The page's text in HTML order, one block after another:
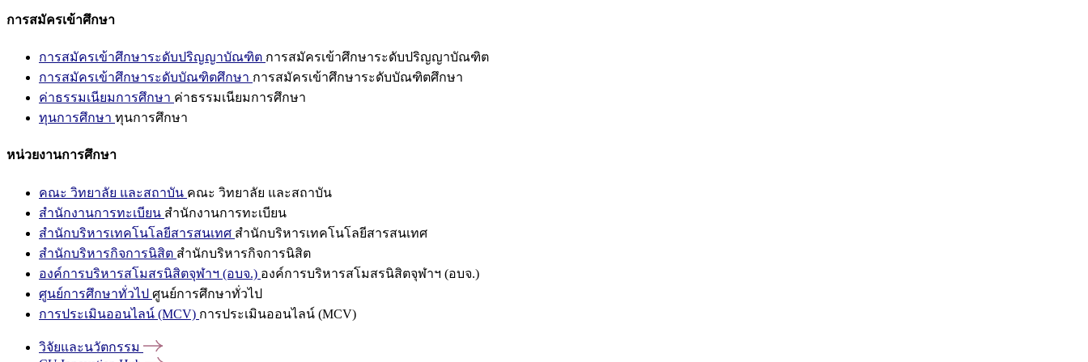
การสมัครเข้าศึกษา
การสมัครเข้าศึกษาระดับปริญญาบัณฑิต การสมัครเข้าศึกษาระดับปริญญาบัณฑิต
การสมัครเข้าศึกษาระดับบัณฑิตศึกษา การสมัครเข้าศึกษาระดับบัณฑิตศึกษา
ค่าธรรมเนียมการศึกษา ค่าธรรมเนียมการศึกษา
ทุนการศึกษา ทุนการศึกษา
หน่วยงานการศึกษา
คณะ วิทยาลัย และสถาบัน คณะ วิทยาลัย และสถาบัน
สำนักงานการทะเบียน สำนักงานการทะเบียน
สำนักบริหารเทคโนโลยีสารสนเทศ สำนักบริหารเทคโนโลยีสารสนเทศ
สำนักบริหารกิจการนิสิต สำนักบริหารกิจการนิสิต
องค์การบริหารสโมสรนิสิตจุฬาฯ (อบจ.) องค์การบริหารสโมสรนิสิตจุฬาฯ (อบจ.)
ศูนย์การศึกษาทั่วไป ศูนย์การศึกษาทั่วไป
การประเมินออนไลน์ (MCV) การประเมินออนไลน์ (MCV)
วิจัยและนวัตกรรม